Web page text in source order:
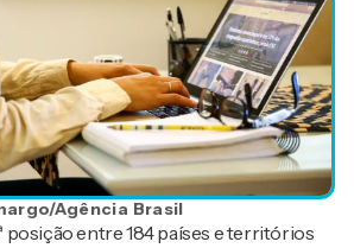
Agência Brasil
posição entre 184 países e territórios